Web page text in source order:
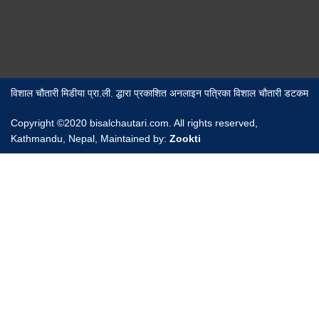
विशाल चौतारी मिडीया प्रा.ली. द्धारा प्रकाशित अनलाइन पत्रिका विशाल चौतारी डटकम
Copyright ©2020 bisalchautari.com. All rights reserved,
Kathmandu, Nepal, Maintained by: Zookti